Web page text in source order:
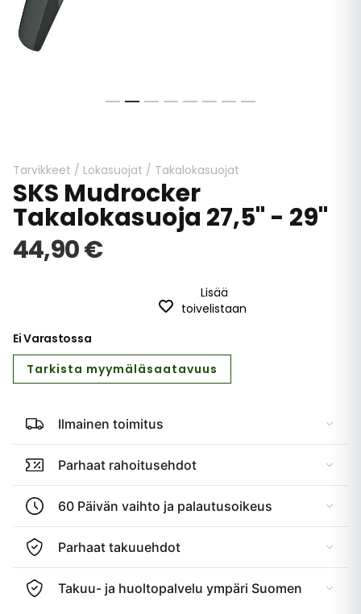
beginning
of
the
images
Tarvikkeet / Lokasuojat / Takalokasuojat
SKS Mudrocker
Takalokasuoja 27,5" - 29"
44,90 €
Lisää
toivelistaan
Ei Varastossa
Tarkista myymäläsaatavuus
Ilmainen toimitus
Parhaat rahoitusehdot
60 Päivän vaihto ja palautusoikeus
Parhaat takuuehdot
Takuu- ja huoltopalvelu ympäri Suomen